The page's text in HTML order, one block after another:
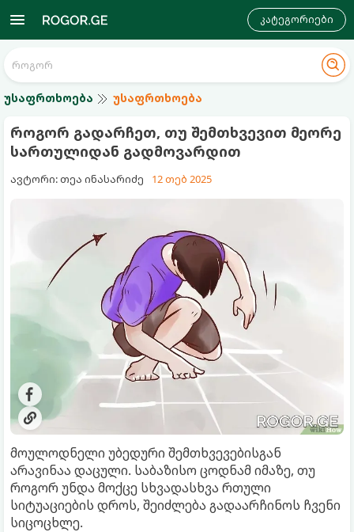
კატეგორიები
უსაფრთხოება უსაფრთხოება
როგორ გადარჩეთ, თუ შემთხვევით მეორე
სართულიდან გადმოვარდით
ავტორი: თეა ინასარიძე 12 თებ 2025
მოულოდნელი უბედური შემთხვევებისგან
არავინაა დაცული. საბაზისო ცოდნამ იმაზე, თუ
როგორ უნდა მოქცე სხვადასხვა რთული
სიტუაციების დროს, შეიძლება გადაარჩინოს ჩვენი
სიცოცხლე.